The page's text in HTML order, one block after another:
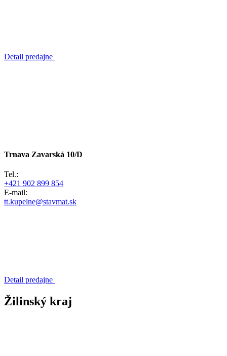
Detail predajne
Trnava Zavarská 10/D
Tel.:
+421 902 899 854
E-mail:
tt.kupelne@stavmat.sk
Detail predajne
Žilinský kraj